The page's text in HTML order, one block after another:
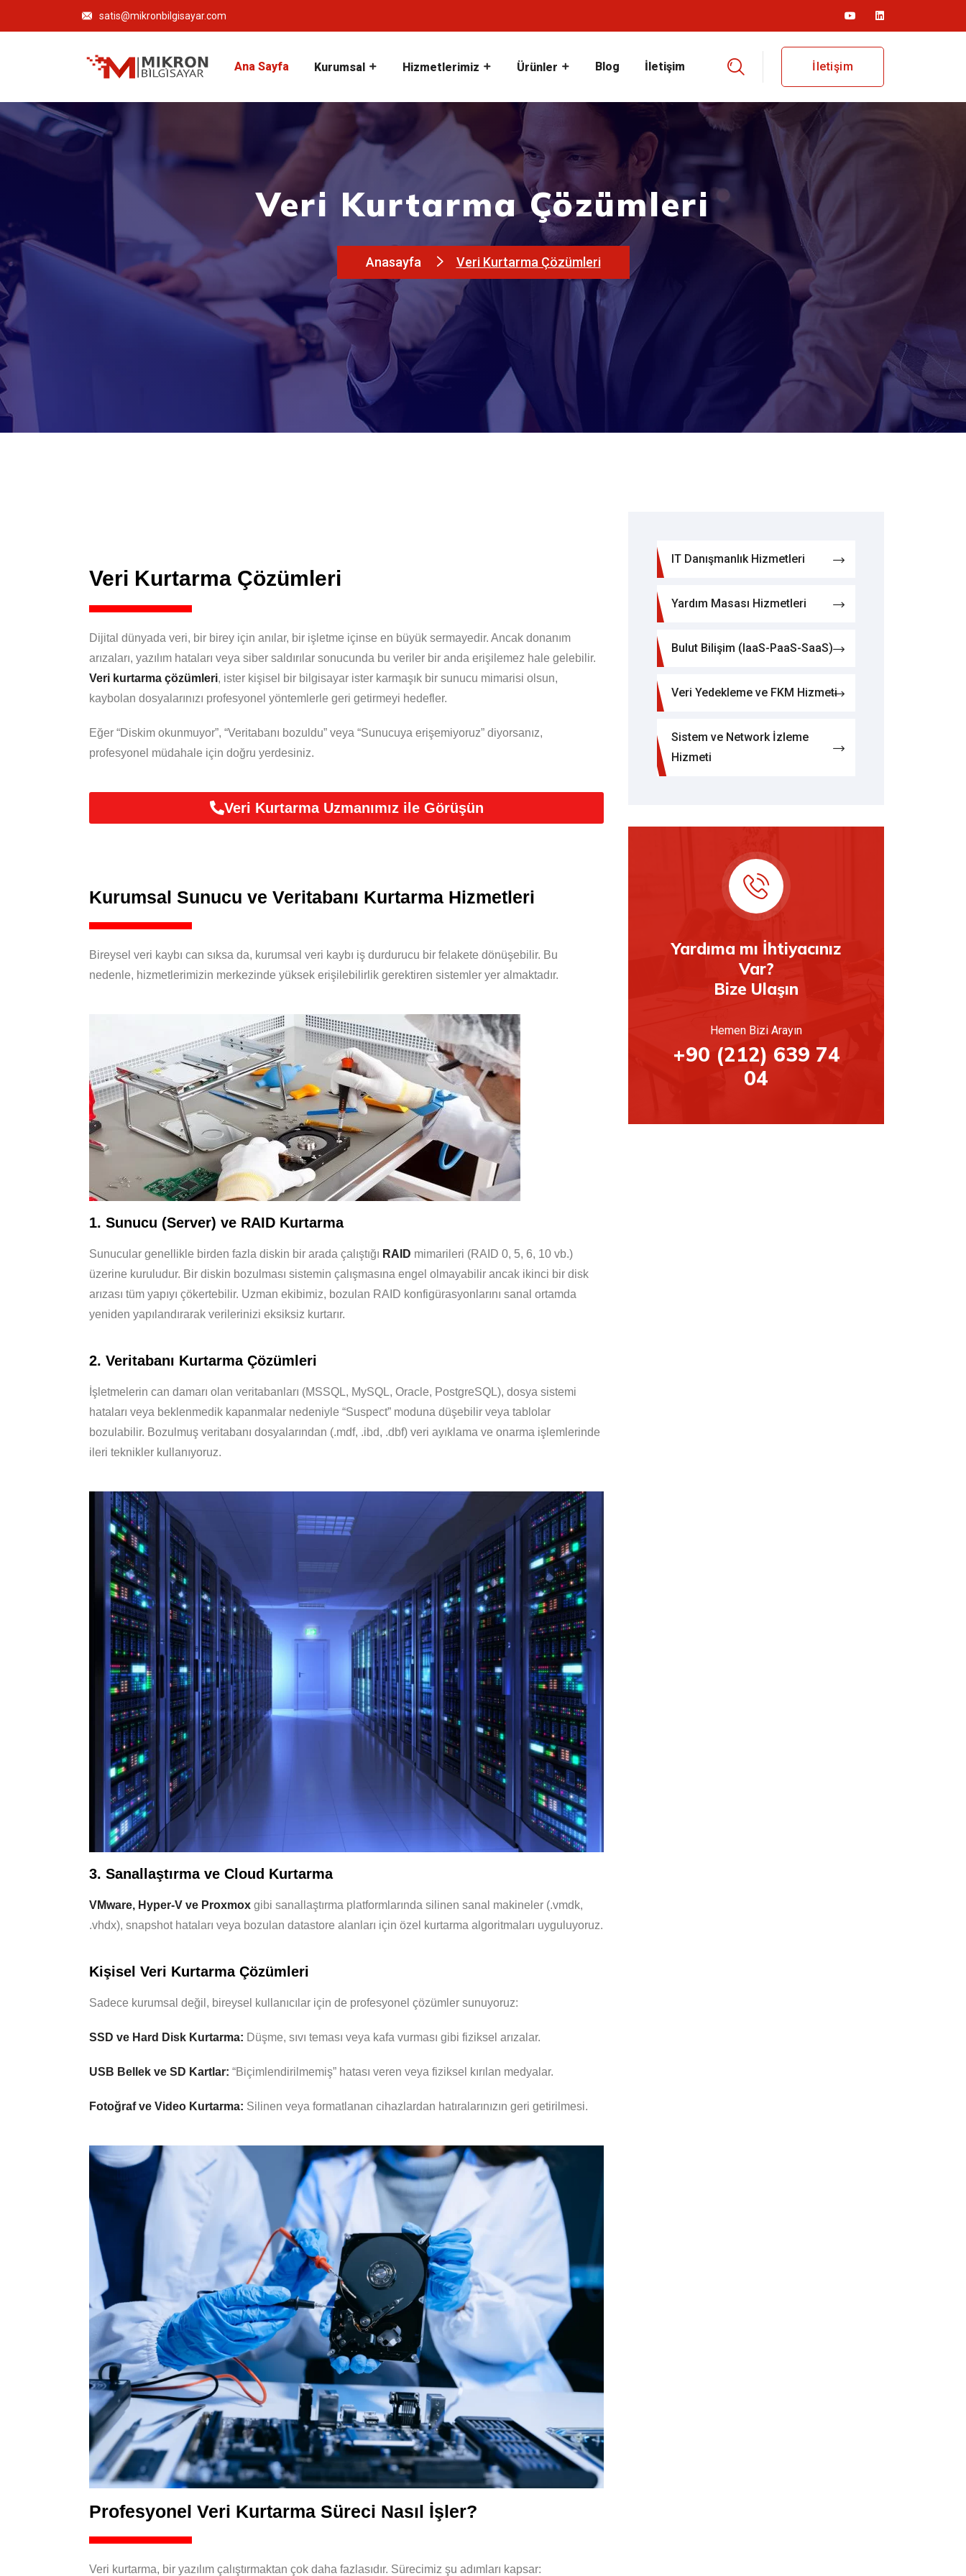
satis@mikronbilgisayar.com
Ana Sayfa Kurumsal Hizmetlerimiz Ürünler Blog İletişim İletişim
Veri Kurtarma Çözümleri
Anasayfa Veri Kurtarma Çözümleri
Veri Kurtarma Çözümleri
Dijital dünyada veri, bir birey için anılar, bir işletme içinse en büyük sermayedir. Ancak donanım
arızaları, yazılım hataları veya siber saldırılar sonucunda bu veriler bir anda erişilemez hale gelebilir.
Veri kurtarma çözümleri, ister kişisel bir bilgisayar ister karmaşık bir sunucu mimarisi olsun,
kaybolan dosyalarınızı profesyonel yöntemlerle geri getirmeyi hedefler.
Eğer “Diskim okunmuyor”, “Veritabanı bozuldu” veya “Sunucuya erişemiyoruz” diyorsanız,
profesyonel müdahale için doğru yerdesiniz.
Veri Kurtarma Uzmanımız ile Görüşün
Kurumsal Sunucu ve Veritabanı Kurtarma Hizmetleri
Bireysel veri kaybı can sıksa da, kurumsal veri kaybı iş durdurucu bir felakete dönüşebilir. Bu
nedenle, hizmetlerimizin merkezinde yüksek erişilebilirlik gerektiren sistemler yer almaktadır.
1. Sunucu (Server) ve RAID Kurtarma
Sunucular genellikle birden fazla diskin bir arada çalıştığı RAID mimarileri (RAID 0, 5, 6, 10 vb.)
üzerine kuruludur. Bir diskin bozulması sistemin çalışmasına engel olmayabilir ancak ikinci bir disk
arızası tüm yapıyı çökertebilir. Uzman ekibimiz, bozulan RAID konfigürasyonlarını sanal ortamda
yeniden yapılandırarak verilerinizi eksiksiz kurtarır.
2. Veritabanı Kurtarma Çözümleri
İşletmelerin can damarı olan veritabanları (MSSQL, MySQL, Oracle, PostgreSQL), dosya sistemi
hataları veya beklenmedik kapanmalar nedeniyle “Suspect” moduna düşebilir veya tablolar
bozulabilir. Bozulmuş veritabanı dosyalarından (.mdf, .ibd, .dbf) veri ayıklama ve onarma işlemlerinde
ileri teknikler kullanıyoruz.
3. Sanallaştırma ve Cloud Kurtarma
VMware, Hyper-V ve Proxmox gibi sanallaştırma platformlarında silinen sanal makineler (.vmdk,
.vhdx), snapshot hataları veya bozulan datastore alanları için özel kurtarma algoritmaları uyguluyoruz.
Kişisel Veri Kurtarma Çözümleri
Sadece kurumsal değil, bireysel kullanıcılar için de profesyonel çözümler sunuyoruz:
SSD ve Hard Disk Kurtarma: Düşme, sıvı teması veya kafa vurması gibi fiziksel arızalar.
USB Bellek ve SD Kartlar: “Biçimlendirilmemiş” hatası veren veya fiziksel kırılan medyalar.
Fotoğraf ve Video Kurtarma: Silinen veya formatlanan cihazlardan hatıralarınızın geri getirilmesi.
Profesyonel Veri Kurtarma Süreci Nasıl İşler?
Veri kurtarma, bir yazılım çalıştırmaktan çok daha fazlasıdır. Sürecimiz şu adımları kapsar:
IT Danışmanlık Hizmetleri
Yardım Masası Hizmetleri
Bulut Bilişim (IaaS-PaaS-SaaS)
Veri Yedekleme ve FKM Hizmeti
Sistem ve Network İzleme
Hizmeti
Yardıma mı İhtiyacınız
Var?
Bize Ulaşın
Hemen Bizi Arayın
+90 (212) 639 74
04